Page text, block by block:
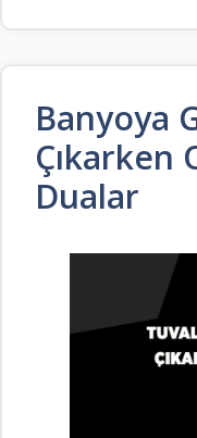
Banyoya
Çıkarken
Dualar